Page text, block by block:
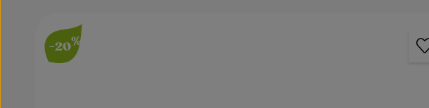
-20%